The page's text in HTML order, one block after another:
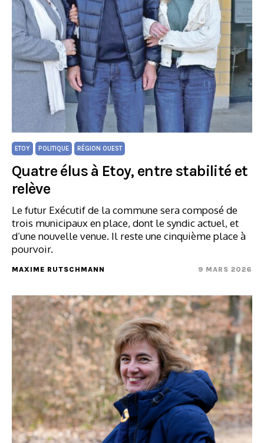
ETOY POLITIQUE RÉGION OUEST
Quatre élus à Etoy, entre stabilité et
relève
Le futur Exécutif de la commune sera composé de
trois municipaux en place, dont le syndic actuel, et
d’une nouvelle venue. Il reste une cinquième place à
pourvoir.
MAXIME RUTSCHMANN 9 MARS 2026